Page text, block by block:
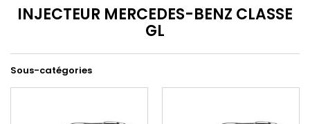
INJECTEUR MERCEDES-BENZ CLASSE
GL
Sous-catégories